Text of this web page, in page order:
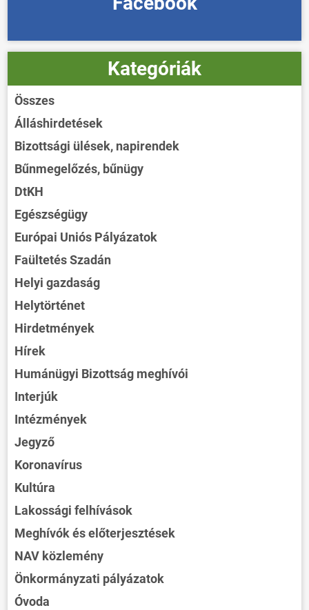
Kategóriák
Összes
Álláshirdetések
Bizottsági ülések, napirendek
Bűnmegelőzés, bűnügy
DtKH
Egészségügy
Európai Uniós Pályázatok
Faültetés Szadán
Helyi gazdaság
Helytörténet
Hirdetmények
Hírek
Humánügyi Bizottság meghívói
Interjúk
Intézmények
Jegyző
Koronavírus
Kultúra
Lakossági felhívások
Meghívók és előterjesztések
NAV közlemény
Önkormányzati pályázatok
Óvoda